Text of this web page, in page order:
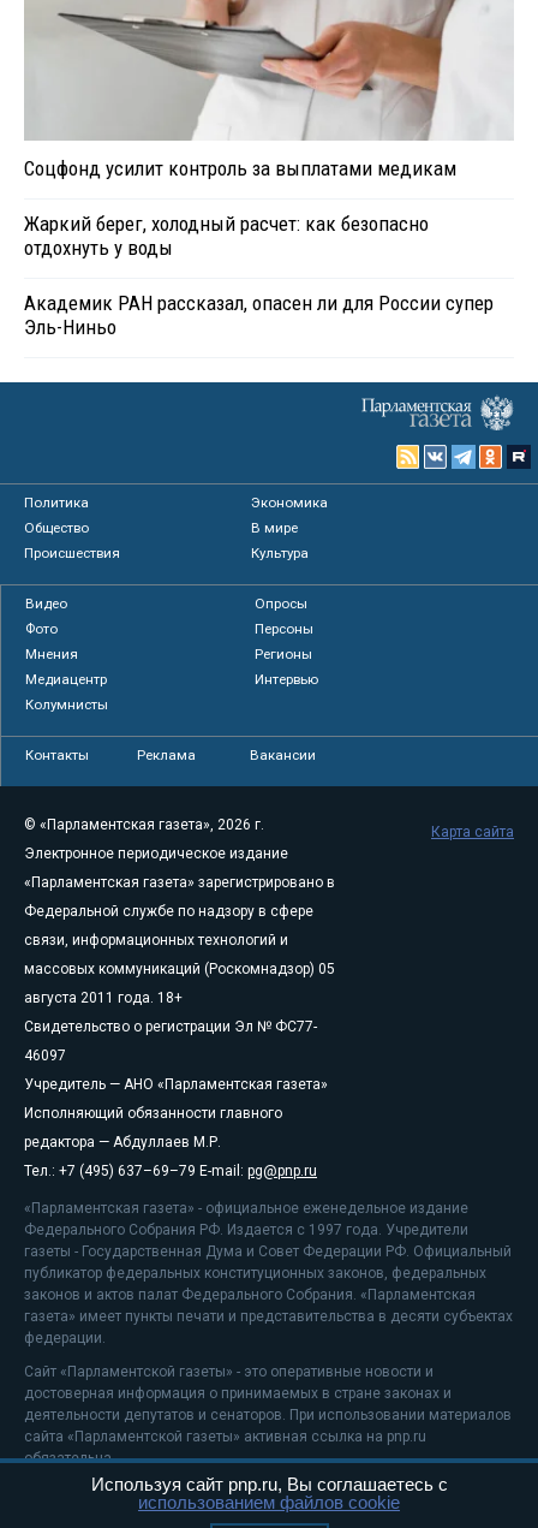
Соцфонд усилит контроль за выплатами медикам
Жаркий берег, холодный расчет: как безопасно
отдохнуть у воды
Академик РАН рассказал, опасен ли для России супер
Эль-Ниньо
Политика
Экономика
Общество
В мире
Происшествия
Культура
Видео
Опросы
Фото
Персоны
Мнения
Регионы
Медиацентр
Интервью
Колумнисты
Контакты Реклама Вакансии
© «Парламентская газета», 2026 г.
Электронное периодическое издание
«Парламентская газета» зарегистрировано в
Федеральной службе по надзору в сфере
связи, информационных технологий и
массовых коммуникаций (Роскомнадзор) 05
августа 2011 года. 18+
Свидетельство о регистрации Эл № ФС77-
46097
Учредитель — АНО «Парламентская газета»
Исполняющий обязанности главного
редактора — Абдуллаев М.Р.
Тел.: +7 (495) 637–69–79 E-mail: pg@pnp.ru
«Парламентская газета» - официальное еженедельное издание
Федерального Собрания РФ. Издается с 1997 года. Учредители
газеты - Государственная Дума и Совет Федерации РФ. Официальный
публикатор федеральных конституционных законов, федеральных
законов и актов палат Федерального Собрания. «Парламентская
газета» имеет пункты печати и представительства в десяти субъектах
федерации.
Сайт «Парламентской газеты» - это оперативные новости и
достоверная информация о принимаемых в стране законах и
деятельности депутатов и сенаторов. При использовании материалов
сайта «Парламентской газеты» активная ссылка на pnp.ru
обязательна.
На информационном ресурсе применяютсярекомендательные
Карта сайта
Используя сайт pnp.ru, Вы соглашаетесь с
использованием файлов cookie